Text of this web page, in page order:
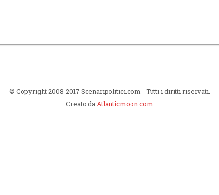
© Copyright 2008-2017 Scenaripolitici.com - Tutti i diritti riservati.
Creato daAtlanticmoon.com